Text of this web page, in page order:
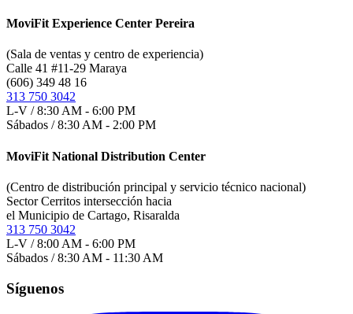
MoviFit Experience Center Pereira
(Sala de ventas y centro de experiencia)
Calle 41 #11-29 Maraya
(606) 349 48 16
313 750 3042
L-V / 8:30 AM - 6:00 PM
Sábados / 8:30 AM - 2:00 PM
MoviFit National Distribution Center
(Centro de distribución principal y servicio técnico nacional)
Sector Cerritos intersección hacia
el Municipio de Cartago, Risaralda
313 750 3042
L-V / 8:00 AM - 6:00 PM
Sábados / 8:30 AM - 11:30 AM
Síguenos